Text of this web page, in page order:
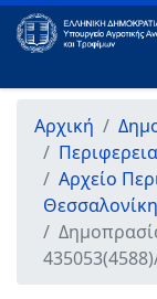
Αρχική
Αρχείο